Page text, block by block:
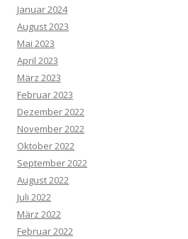
Januar 2024
August 2023
Mai 2023
April 2023
März 2023
Februar 2023
Dezember 2022
November 2022
Oktober 2022
September 2022
August 2022
Juli 2022
März 2022
Februar 2022